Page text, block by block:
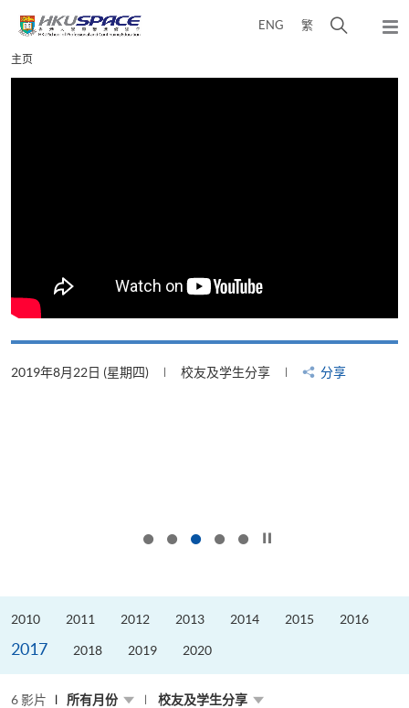
content
ENG 繁
弹
Main
content
主页
2019年8月22日 (星期四) 校友及学生分享 分享
2010 2011 2012 2013 2014 2015 2016
2017 2018 2019 2020
6 影片 所有月份 校友及学生分享